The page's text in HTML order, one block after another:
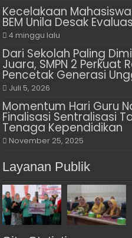
Kecelakaan
BEM Unila Desak
4 minggu lalu
Dari Sekolah Paling
Juara, SMPN 2 Perkuat
Pencetak Generasi
Juli 5, 2026
Momentum Hari Guru
Finalisasi Sentralisasi
Tenaga Kependidikan
November 25, 2025
Layanan Publik